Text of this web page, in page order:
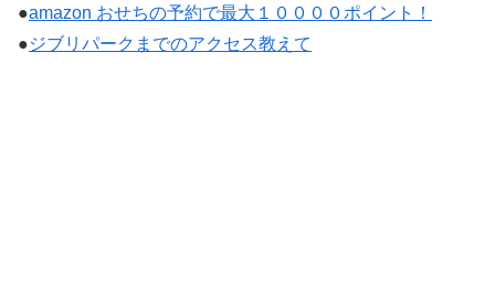
●amazon おせちの予約で最大１００００ポイント！
●ジブリパークまでのアクセス教えて